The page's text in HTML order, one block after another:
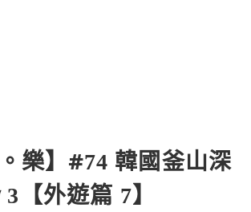
。樂】#74 韓國釜山深
【外遊篇 7】